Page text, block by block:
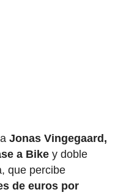
Jonas Vingegaard,
a Bikey doble
que percibe
de euros por